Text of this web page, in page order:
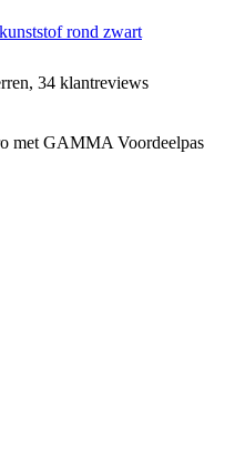
rond zwart
34 klantreviews
met GAMMA Voordeelpas